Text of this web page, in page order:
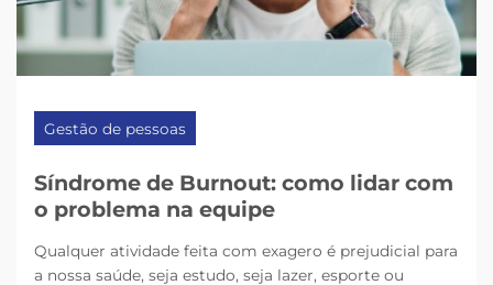
Gestão de pessoas
Síndrome de Burnout: como lidar com
o problema na equipe
Qualquer atividade feita com exagero é prejudicial para
a nossa saúde, seja estudo, seja lazer, esporte ou